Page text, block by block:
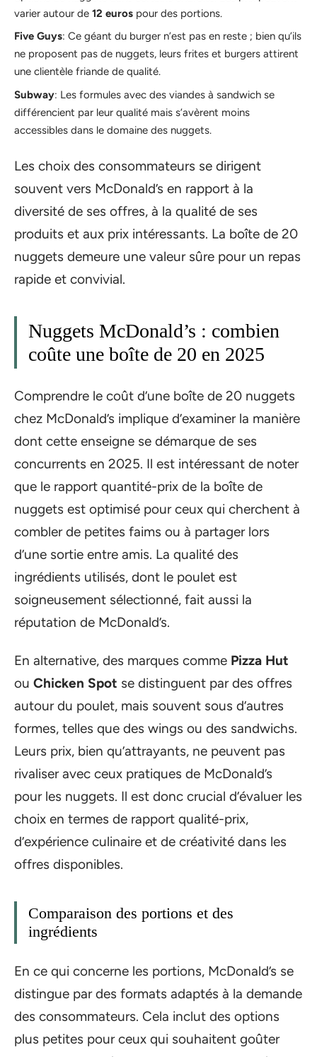
varier autour de 12 euros pour des portions.
Five Guys: Ce géant du burger n’est pas en reste ; bien qu’ils
ne proposent pas de nuggets, leurs frites et burgers attirent
une clientèle friande de qualité.
Subway: Les formules avec des viandes à sandwich se
différencient par leur qualité mais s’avèrent moins
accessibles dans le domaine des nuggets.
Les choix des consommateurs se dirigent
souvent vers McDonald’s en rapport à la
diversité de ses offres, à la qualité de ses
produits et aux prix intéressants. La boîte de 20
nuggets demeure une valeur sûre pour un repas
rapide et convivial.
Nuggets McDonald’s : combien
coûte une boîte de 20 en 2025
Comprendre le coût d’une boîte de 20 nuggets
chez McDonald’s implique d’examiner la manière
dont cette enseigne se démarque de ses
concurrents en 2025. Il est intéressant de noter
que le rapport quantité-prix de la boîte de
nuggets est optimisé pour ceux qui cherchent à
combler de petites faims ou à partager lors
d’une sortie entre amis. La qualité des
ingrédients utilisés, dont le poulet est
soigneusement sélectionné, fait aussi la
réputation de McDonald’s.
En alternative, des marques comme Pizza Hut
ou Chicken Spot se distinguent par des offres
autour du poulet, mais souvent sous d’autres
formes, telles que des wings ou des sandwichs.
Leurs prix, bien qu’attrayants, ne peuvent pas
rivaliser avec ceux pratiques de McDonald’s
pour les nuggets. Il est donc crucial d’évaluer les
choix en termes de rapport qualité-prix,
d’expérience culinaire et de créativité dans les
offres disponibles.
Comparaison des portions et des
ingrédients
En ce qui concerne les portions, McDonald’s se
distingue par des formats adaptés à la demande
des consommateurs. Cela inclut des options
plus petites pour ceux qui souhaitent goûter